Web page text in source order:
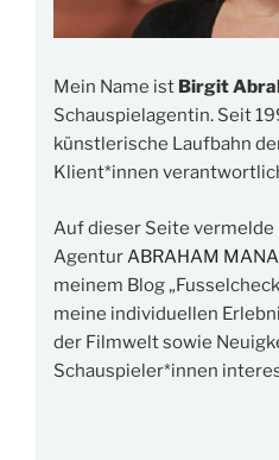
Mein Name ist Birgit
Schauspielagentin. Seit
künstlerische Laufbahn
Klient*innen
Auf dieser Seite vermelde
AgenturABRAHAM
meinem Blog
meine individuellen
der Filmwelt sowie
Schauspieler*innen